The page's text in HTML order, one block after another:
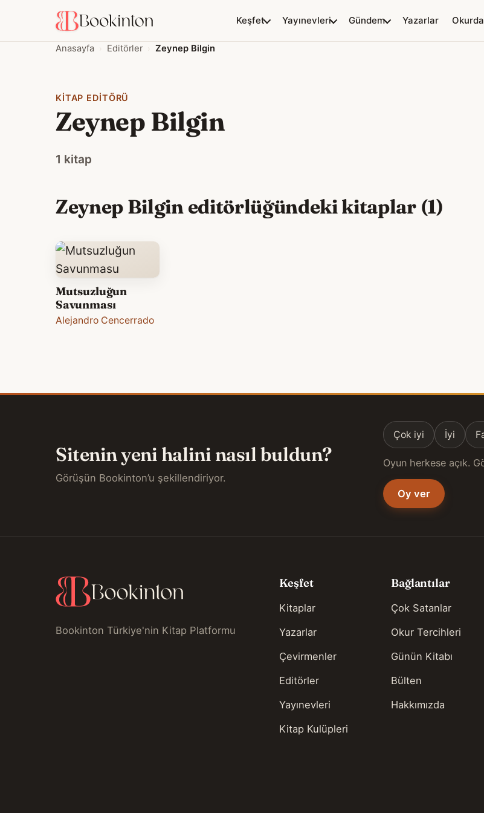
Keşfet Yayınevleri Gündem Yazarlar
Anasayfa Editörler Zeynep Bilgin
KITAP EDITÖRÜ
Zeynep Bilgin
1 kitap
Zeynep Bilgin editörlüğündeki kitaplar (1)
Mutsuzluğun
Savunması
Alejandro Cencerrado
Sitenin yeni halini nasıl buldun?
Görüşün Bookinton’u şekillendiriyor.
Çok iyi İyi
Oyun herkese açık.
Oy ver
Bookinton Türkiye'nin Kitap Platformu
Keşfet
Kitaplar
Yazarlar
Çevirmenler
Editörler
Yayınevleri
Kitap Kulüpleri
Bağlantılar
Çok Satanlar
Okur Tercihleri
Günün Kitabı
Bülten
Hakkımızda